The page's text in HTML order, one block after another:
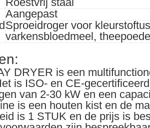
Aangepast
Sproeidroger voor
varkensbloedmeel,
DRYER is een
is ISO- en CE-
van 2-30 kW en een
is een houten kist en de
is 1 STUK en de prijs is